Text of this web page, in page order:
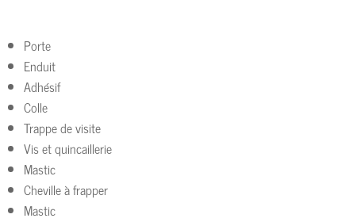
Porte
Enduit
Adhésif
Colle
Trappe de visite
Vis et quincaillerie
Mastic
Cheville à frapper
Mastic